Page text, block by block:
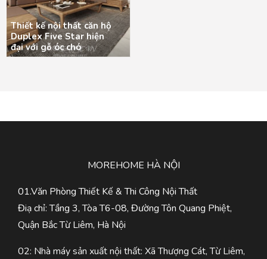
Thiết kế nội thất căn hộ
Duplex Five Star hiện
đại với gỗ óc chó
MOREHOME HÀ NỘI
01.Văn Phòng Thiết Kế & Thi Công Nội Thất
Điạ chỉ: Tầng 3, Tòa T6-08, Đường Tôn Quang Phiệt,
Quận Bắc Từ Liêm, Hà Nội
02: Nhà máy sản xuất nội thất: Xã Thượng Cát, Từ Liêm,